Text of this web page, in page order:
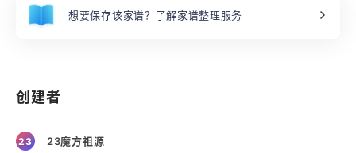
想要保存该家谱？了解家谱整理服务
创建者
23 23魔方祖源